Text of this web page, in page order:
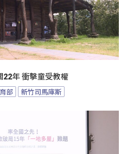
22年 衝擊童受教權
部 新竹司馬庫斯